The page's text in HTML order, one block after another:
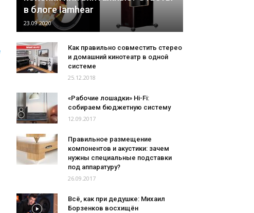
в блоге Iamhear
23.09.2020
Как правильно совместить стерео
и домашний кинотеатр в одной
системе
25.12.2018
«Рабочие лошадки» Hi-Fi:
собираем бюджетную систему
12.09.2017
Правильное размещение
компонентов и акустики: зачем
нужны специальные подставки
под аппаратуру?
26.09.2017
Всё, как при дедушке: Михаил
Борзенков восхищён